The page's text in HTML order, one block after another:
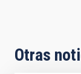
Otras